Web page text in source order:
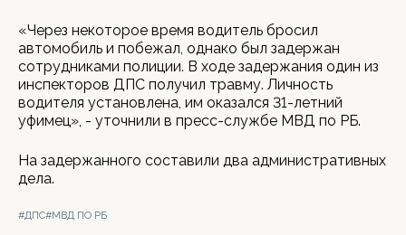
«Через некоторое время водитель бросил
автомобиль и побежал, однако был задержан
сотрудниками полиции. В ходе задержания один из
инспекторов ДПС получил травму. Личность
водителя установлена, им оказался 31-летний
уфимец», - уточнили в пресс-службе МВД по РБ.
На задержанного составили два административных
дела.
#ДПС#МВД ПО РБ